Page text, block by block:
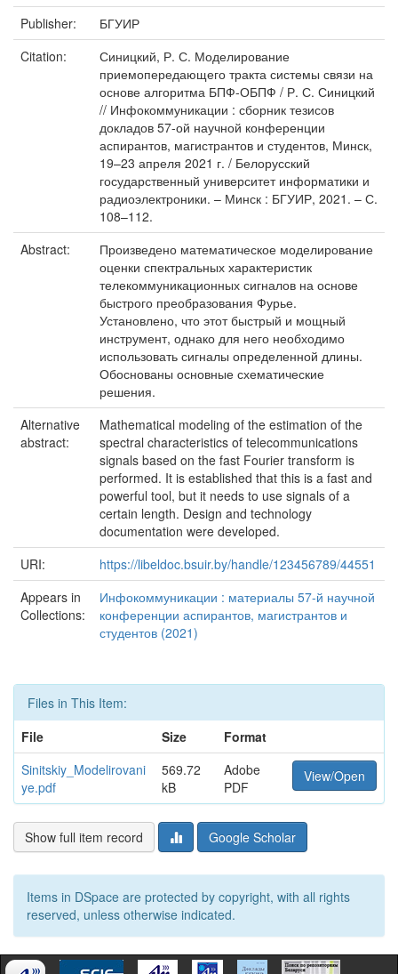
Publisher:
БГУИР
Citation:
Синицкий, Р. С. Моделирование
приемопередающего тракта системы связи на
основе алгоритма БПФ-ОБПФ / Р. С. Синицкий
// Инфокоммуникации : сборник тезисов
докладов 57-ой научной конференции
аспирантов, магистрантов и студентов, Минск,
19–23 апреля 2021 г. / Белорусский
государственный университет информатики и
радиоэлектроники. – Минск : БГУИР, 2021. – С.
108–112.
Abstract:
Произведено математическое моделирование
оценки спектральных характеристик
телекоммуникационных сигналов на основе
быстрого преобразования Фурье.
Установлено, что этот быстрый и мощный
инструмент, однако для него необходимо
использовать сигналы определенной длины.
Обоснованы основные схематические
решения.
Alternative
abstract:
Mathematical modeling of the estimation of the
spectral characteristics of telecommunications
signals based on the fast Fourier transform is
performed. It is established that this is a fast and
powerful tool, but it needs to use signals of a
certain length. Design and technology
documentation were developed.
URI:
https://libeldoc.bsuir.by/handle/123456789/44551
Appears in
Collections:
Инфокоммуникации : материалы 57-й научной
конференции аспирантов, магистрантов и
студентов (2021)
Files in This Item:
File
Size
Format
Sinitskiy_Modelirovani
ye.pdf
569.72
kB
Adobe
PDF
View/Open
Show full item record Google Scholar
Items in DSpace are protected by copyright, with all rights
reserved, unless otherwise indicated.